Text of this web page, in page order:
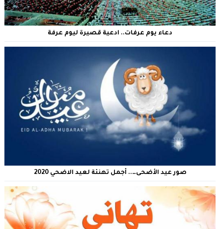
دعاء يوم عرفات.. ادعية قصيرة ليوم عرفة
صور عيد الأضحى….. أجمل تهنئة لعيد الاضحي 2020